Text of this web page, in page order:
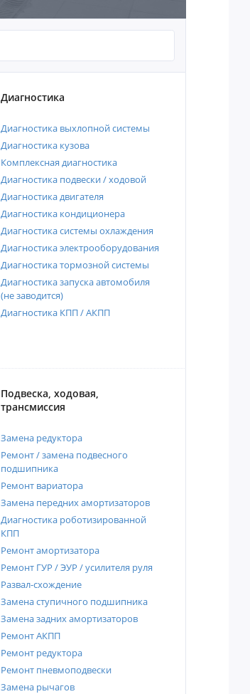
Диагностика
Диагностика выхлопной системы
Диагностика кузова
Комплексная диагностика
Диагностика подвески / ходовой
Диагностика двигателя
Диагностика кондиционера
Диагностика системы охлаждения
Диагностика электрооборудования
Диагностика тормозной системы
Диагностика запуска автомобиля
(не заводится)
Диагностика КПП / АКПП
Подвеска, ходовая,
трансмиссия
Замена редуктора
Ремонт / замена подвесного
подшипника
Ремонт вариатора
Замена передних амортизаторов
Диагностика роботизированной
КПП
Ремонт амортизатора
Ремонт ГУР / ЭУР / усилителя руля
Развал-схождение
Замена ступичного подшипника
Замена задних амортизаторов
Ремонт АКПП
Ремонт редуктора
Ремонт пневмоподвески
Замена рычагов